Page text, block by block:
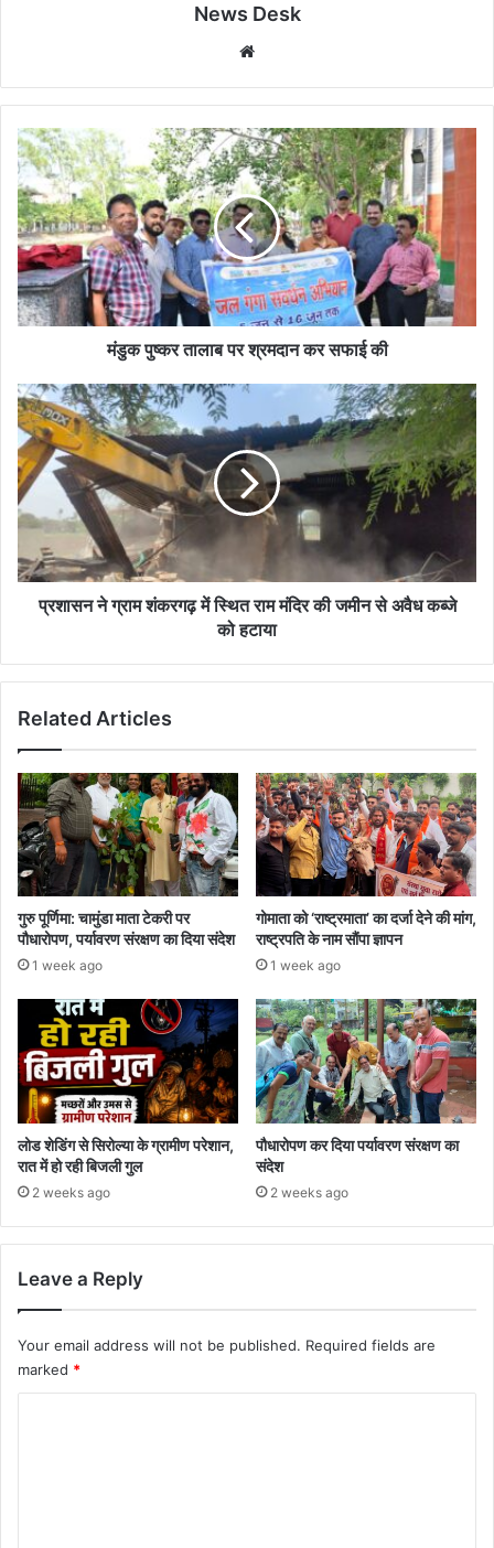
News Desk
मंडुक
पुष्कर
तालाब
पर
श्रमदान
कर
सफाई
की
मंडुक पुष्कर तालाब पर श्रमदान कर सफाई की
प्रशासन
ने
ग्राम
शंकरगढ़
में
स्थित
राम
मंदिर
की
जमीन
कब्जे
हटाया
प्रशासन ने ग्राम शंकरगढ़ में स्थित राम मंदिर की जमीन से अवैध कब्जे
को हटाया
Related Articles
गुरु पूर्णिमा: चामुंडा माता टेकरी पर
पौधारोपण, पर्यावरण संरक्षण का दिया संदेश
1 week ago
गोमाता को ‘राष्ट्रमाता’ का दर्जा देने की मांग,
राष्ट्रपति के नाम सौंपा ज्ञापन
1 week ago
लोड शेडिंग से सिरोल्या के ग्रामीण परेशान,
रात में हो रही बिजली गुल
2 weeks ago
पौधारोपण कर दिया पर्यावरण संरक्षण का
संदेश
2 weeks ago
Leave a Reply
Your email address will not be published. Required fields are
marked *